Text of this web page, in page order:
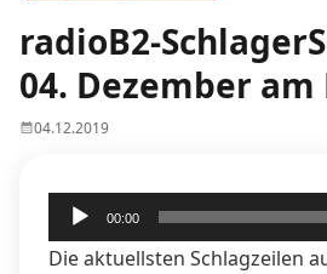
radioB2-
04. Dezember
04.12.2019
Audio-
Player
00:00
Die aktuellsten Schlagzeilen